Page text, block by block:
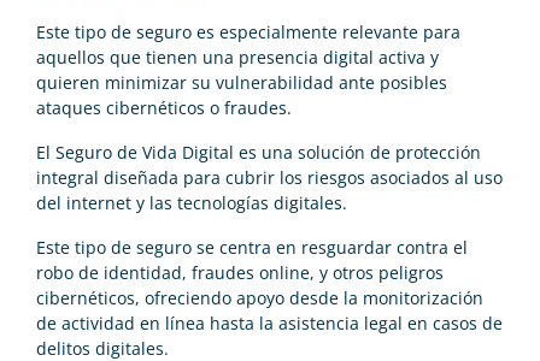
Este tipo de seguro es especialmente relevante para
aquellos que tienen una presencia digital activa y
quieren minimizar su vulnerabilidad ante posibles
ataques cibernéticos o fraudes.
El Seguro de Vida Digital es una solución de protección
integral diseñada para cubrir los riesgos asociados al uso
del internet y las tecnologías digitales.
Este tipo de seguro se centra en resguardar contra el
robo de identidad, fraudes online, y otros peligros
cibernéticos, ofreciendo apoyo desde la monitorización
de actividad en línea hasta la asistencia legal en casos de
delitos digitales.